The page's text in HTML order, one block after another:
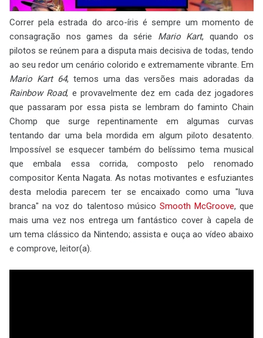
Correr pela estrada do arco-íris é sempre um momento de
consagração nos games da série Mario Kart, quando os
pilotos se reúnem para a disputa mais decisiva de todas, tendo
ao seu redor um cenário colorido e extremamente vibrante. Em
Mario Kart 64, temos uma das versões mais adoradas da
Rainbow Road, e provavelmente dez em cada dez jogadores
que passaram por essa pista se lembram do faminto Chain
Chomp que surge repentinamente em algumas curvas
tentando dar uma bela mordida em algum piloto desatento.
Impossível se esquecer também do belíssimo tema musical
que embala essa corrida, composto pelo renomado
compositor Kenta Nagata. As notas motivantes e esfuziantes
desta melodia parecem ter se encaixado como uma "luva
branca" na voz do talentoso músico Smooth McGroove, que
mais uma vez nos entrega um fantástico cover à capela de
um tema clássico da Nintendo; assista e ouça ao vídeo abaixo
e comprove, leitor(a).